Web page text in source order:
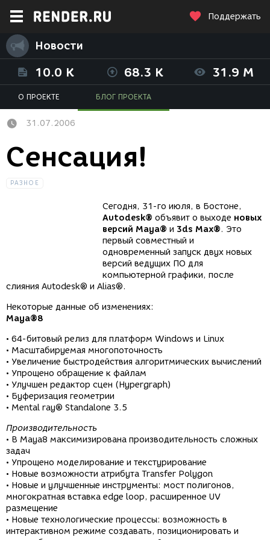
Поддержать
Новости
10.0 K 68.3 K 31.9 M
О ПРОЕКТЕ БЛОГ ПРОЕКТА
31.07.2006
Сенсация!
РАЗНОЕ
Сегодня, 31-го июля, в Бостоне,
Autodesk® объявит о выходе новых
версий Maya® и 3ds Max®. Это
первый совместный и
одновременный запуск двух новых
версий ведущих ПО для
компьютерной графики, после
слияния Autodesk® и Alias®.
Некоторые данные об изменениях:
Maya®8
• 64-битовый релиз для платформ Windows и Linux
• Масштабируемая многопоточность
• Увеличение быстродействия алгоритмических вычислений
• Упрощено обращение к файлам
• Улучшен редактор сцен (Hypergraph)
• Буферизация геометрии
• Mental ray® Standalone 3.5
Производительность
• В Maya8 максимизирована производительность сложных
задач
• Упрощено моделирование и текстурирование
• Новые возможности атрибута Transfer Polygon
• Новые и улучшенные инструменты: мост полигонов,
многократная вставка edge loop, расширенное UV
размещение
• Новые технологические процессы: возможность в
интерактивном режиме создавать, позиционировать и